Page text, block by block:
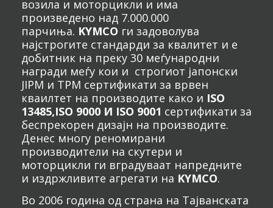
возила и моторцикли и има
произведено над 7.000.000
парчиња. KYMCO ги задоволува
најстрогите стандарди за квалитет и е
добитник на преку 30 меѓународни
награди меѓу кои и строгиот јапонски
JIPM и TPM сертификати за врвен
кваилтет на производите како и ISO
13485,ISO 9000 И ISO 9001 сертификати за
беспрекорен дизајн на производите.
Денес многу реномирани
производители на скутери и
моторцикли ги вградуваат напредните
и издржливите агрегати на KYMCO.
Во 2006 година од страна на Тајванската